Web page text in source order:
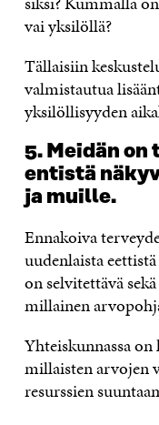
vai yksilöllä?
Tällaisiin
valmistautua
yksilöllisyyden
5. Meidän on
entistä
ja muille.
Ennakoiva
uudenlaista
on selvitettävä
millainen
Yhteiskunnassa
millaisten arvojen
resurssien